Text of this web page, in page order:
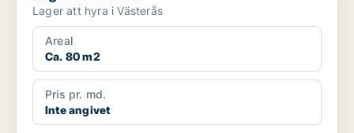
Lager att hyra i Västerås
Areal
Ca. 80 m2
Pris pr. md.
Inte angivet